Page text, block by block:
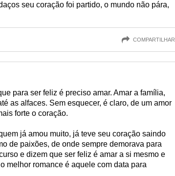
seu coração foi partido, o mundo não pára,
COMPARTILHAR
para ser feliz é preciso amar. Amar a família,
as alfaces. Sem esquecer, é claro, de um amor
forte o coração.
já amou muito, já teve seu coração saindo
de paixões, de onde sempre demorava para
e dizem que ser feliz é amar a si mesmo e
melhor romance é aquele com data para